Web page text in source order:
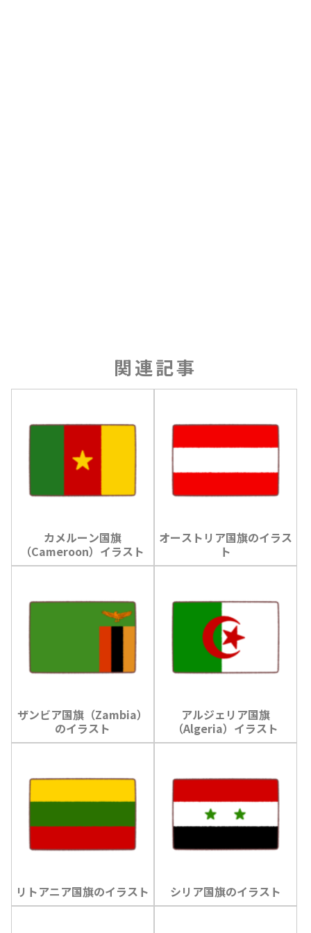
関連記事
カメルーン国旗
（Cameroon）イラスト
オーストリア国旗のイラス
ト
ザンビア国旗（Zambia）
のイラスト
アルジェリア国旗
（Algeria）イラスト
リトアニア国旗のイラスト シリア国旗のイラスト